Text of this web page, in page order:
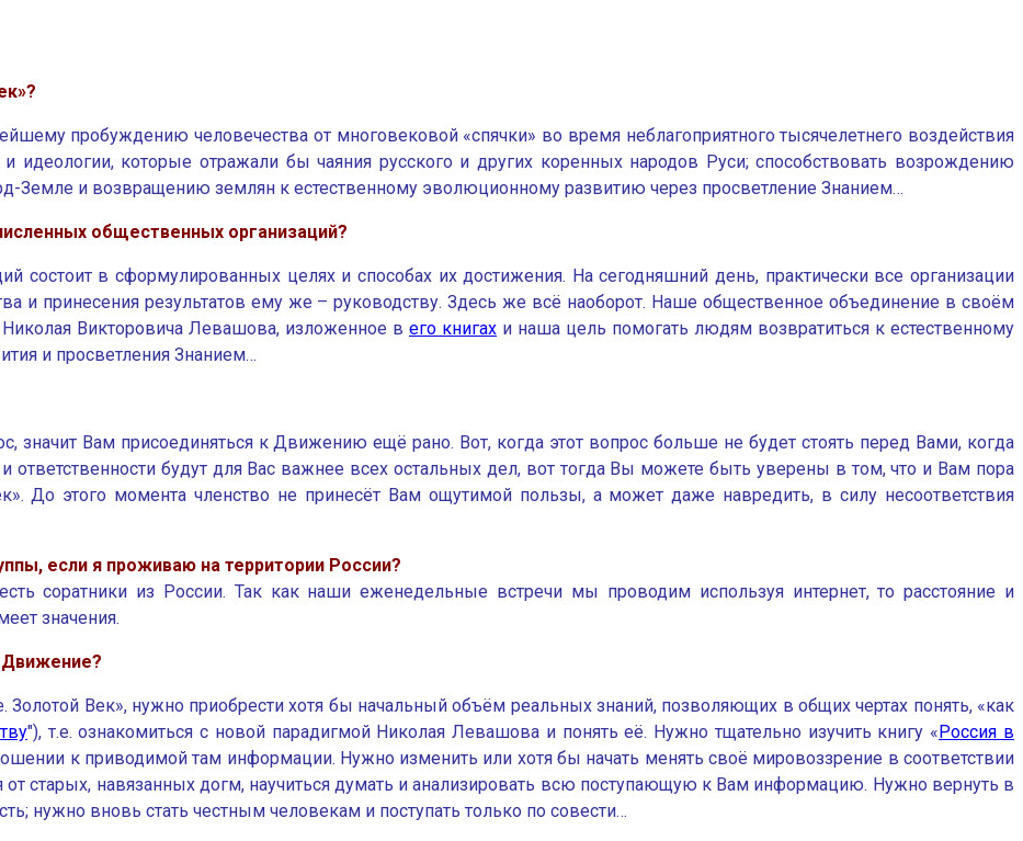
пробуждению человечества от многовековой «спячки» во время неблагоприятного тысячелетнего воздействия
идеологии, которые отражали бы чаяния русского и других коренных народов Руси; способствовать возрождению
Земле и возвращению землян к естественному эволюционному развитию через просветление Знанием…
общественных организаций?
состоит в сформулированных целях и способах их достижения. На сегодняшний день, практически все организации
и принесения результатов ему же – руководству. Здесь же всё наоборот. Наше общественное объединение в своём
Викторовича Левашова, изложенное в его книгах и наша цель помогать людям возвратиться к естественному
и просветления Знанием…
значит Вам присоединяться к Движению ещё рано. Вот, когда этот вопрос больше не будет стоять перед Вами, когда
ответственности будут для Вас важнее всех остальных дел, вот тогда Вы можете быть уверены в том, что и Вам пора
До этого момента членство не принесёт Вам ощутимой пользы, а может даже навредить, в силу несоответствия
если я проживаю на территории России?
соратники из России. Так как наши еженедельные встречи мы проводим используя интернет, то расстояние и
значения.
Движение?
Век», нужно приобрести хотя бы начальный объём реальных знаний, позволяющих в общих чертах понять, «как
"), т.е. ознакомиться с новой парадигмой Николая Левашова и понять её. Нужно тщательно изучить книгу «Россия в
к приводимой там информации. Нужно изменить или хотя бы начать менять своё мировоззрение в соответствии
от старых, навязанных догм, научиться думать и анализировать всю поступающую к Вам информацию. Нужно вернуть в
нужно вновь стать честным человекам и поступать только по совести…